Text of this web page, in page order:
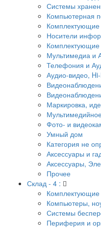
Системы
Компьютерная
Носители
Мультимедиа и
Телефония и
Аудио-видео,
Маркировка,
Фото- и
Умный дом
Категория не
Аксессуары и
Аксессуары,
Прочее
Склад - 4 :
Компьютеры,
Системы
Периферия и